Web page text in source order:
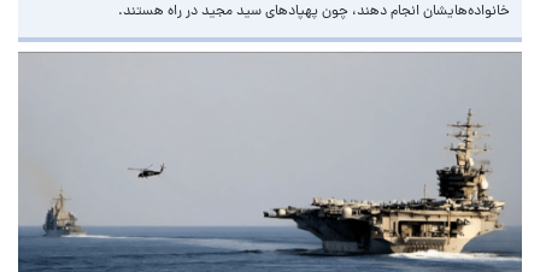
خانواده‌هایشان انجام دهند، چون پهپادهای سید مجید در راه هستند.